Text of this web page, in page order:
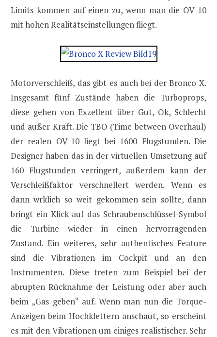
Limits kommen auf einen zu, wenn man die OV-10
mit hohen Realitätseinstellungen fliegt.
Motorverschleiß, das gibt es auch bei der Bronco X.
Insgesamt fünf Zustände haben die Turboprops,
diese gehen von Exzellent über Gut, Ok, Schlecht
und außer Kraft. Die TBO (Time between Overhaul)
der realen OV-10 liegt bei 1600 Flugstunden. Die
Designer haben das in der virtuellen Umsetzung auf
160 Flugstunden verringert, außerdem kann der
Verschleißfaktor verschnellert werden. Wenn es
dann wrklich so weit gekommen sein sollte, dann
bringt ein Klick auf das Schraubenschlüssel-Symbol
die Turbine wieder in einen hervorragenden
Zustand. Ein weiteres, sehr authentisches Feature
sind die Vibrationen im Cockpit und an den
Instrumenten. Diese treten zum Beispiel bei der
abrupten Rücknahme der Leistung oder aber auch
beim „Gas geben“ auf. Wenn man nun die Torque-
Anzeigen beim Hochklettern anschaut, so erscheint
es mit den Vibrationen um einiges realistischer. Sehr